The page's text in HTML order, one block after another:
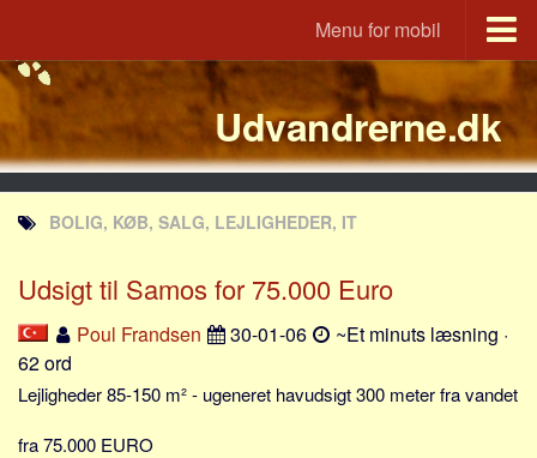
Menu for mobil
Portal
Udvandrerne.dk
Utvandrerne.no
Utvandrarna.se
Tyskland.dk
England.dk
Rusland.dk
JLKM.dk
Lande
Tyrkiet
Udvandrerne.dk
BOLIG, KØB, SALG, LEJLIGHEDER, IT
Udsigt til Samos for 75.000 Euro
Poul Frandsen 30-01-06
~Et minuts læsning ·
62 ord
Lejligheder 85-150 m² - ugeneret havudsigt 300 meter fra vandet
fra 75.000 EURO